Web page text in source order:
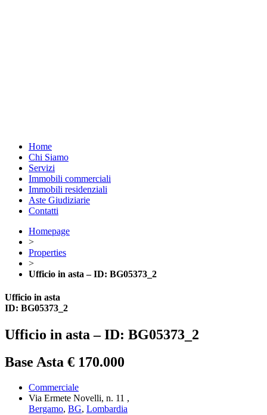
Home
Chi Siamo
Servizi
Immobili commerciali
Immobili residenziali
Aste Giudiziarie
Contatti
Homepage
>
Properties
>
Ufficio in asta – ID: BG05373_2
Ufficio in asta
ID: BG05373_2
Ufficio in asta – ID: BG05373_2
Base Asta € 170.000
Commerciale
Via Ermete Novelli, n. 11 ,
Bergamo, BG, Lombardia